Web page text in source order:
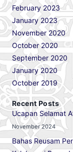
February 2023
January 2023
November 2020
October 2020
September 2020
January 2020
October 2019
Recent Posts
Ucapan Selamat
November 2024
Bahas Reusam